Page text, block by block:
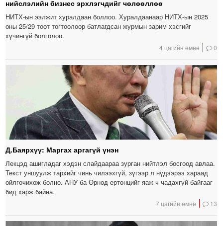
нийслэлийн бизнес эрхлэгчдийг чөлөөллөө
НИТХ-ын ээлжит хуралдаан боллоо. Хуралдаанаар НИТХ-ын 2025
оны 25/29 тоот тогтоолоор батлагдсан журмын зарим хэсгийг
хүчингүй болголоо.
4 цагийн өмнө 0
Д.Баярхүү: Маргах аргагүй үнэн
Лекцэд ашигладаг хэдэн слайдаараа зурган нийтлэл босгоод авлаа.
Текст уншуулж тархийг чинь чилээхгүй, зүгээр л нүдээрээ хараад
ойлгочихож болно. АНУ ба Өрнөд ертөнцийг яаж ч чадахгүй байгааг
бид харж байна.
7 цагийн өмнө 13